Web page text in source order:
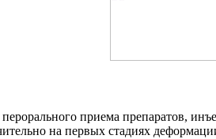
приема препаратов,
на первых стадиях